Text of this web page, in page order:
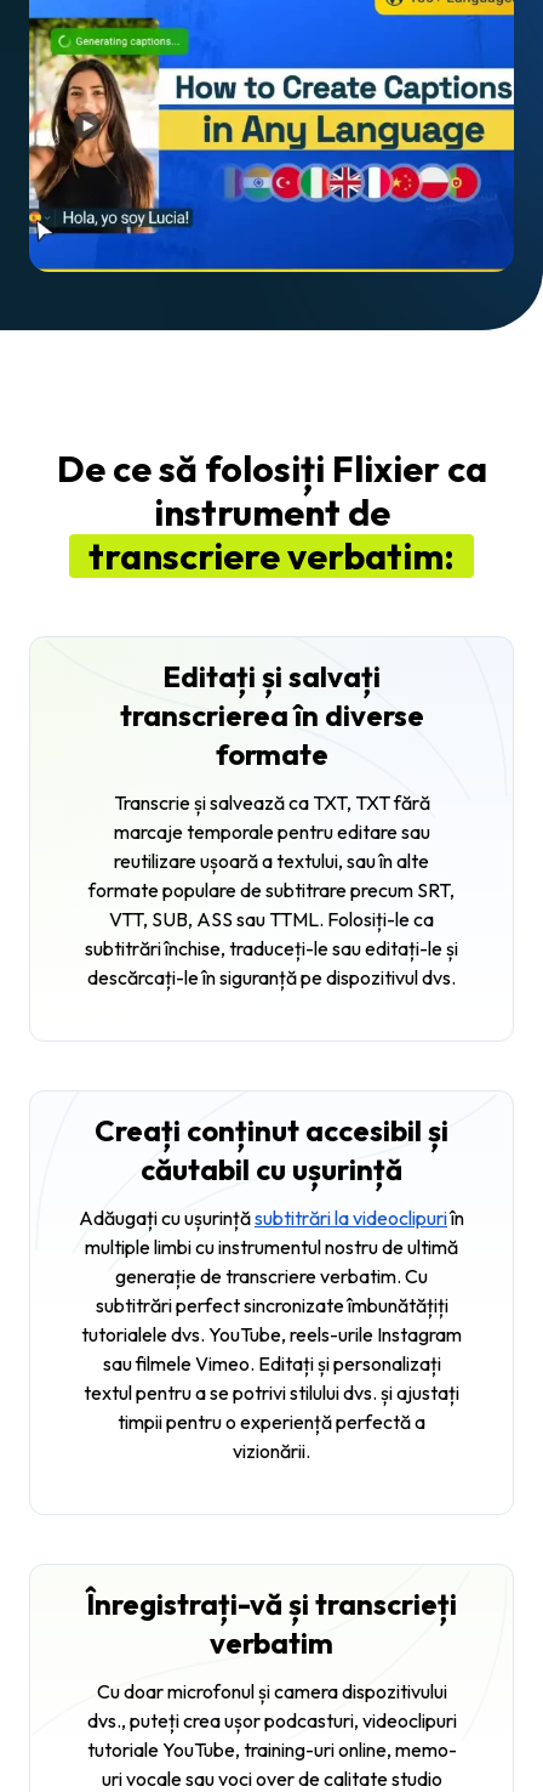
De ce să folosiți Flixier ca
instrument de
transcriere verbatim:
Editați și salvați
transcrierea în diverse
formate
Transcrie și salvează ca TXT, TXT fără
marcaje temporale pentru editare sau
reutilizare ușoară a textului, sau în alte
formate populare de subtitrare precum SRT,
VTT, SUB, ASS sau TTML. Folosiți-le ca
subtitrări închise, traduceți-le sau editați-le și
descărcați-le în siguranță pe dispozitivul dvs.
Creați conținut accesibil și
căutabil cu ușurință
Adăugați cu ușurințăsubtitrări la videoclipuriîn
multiple limbi cu instrumentul nostru de ultimă
generație de transcriere verbatim. Cu
subtitrări perfect sincronizate îmbunătățiți
tutorialele dvs. YouTube, reels-urile Instagram
sau filmele Vimeo. Editați și personalizați
textul pentru a se potrivi stilului dvs. și ajustați
timpii pentru o experiență perfectă a
vizionării.
Înregistrați-vă și transcrieți
verbatim
Cu doar microfonul și camera dispozitivului
dvs., puteți crea ușor podcasturi, videoclipuri
tutoriale YouTube, training-uri online, memo-
uri vocale sau voci over de calitate studio